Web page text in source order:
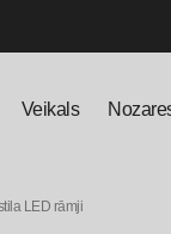
Veikals
LED rāmji